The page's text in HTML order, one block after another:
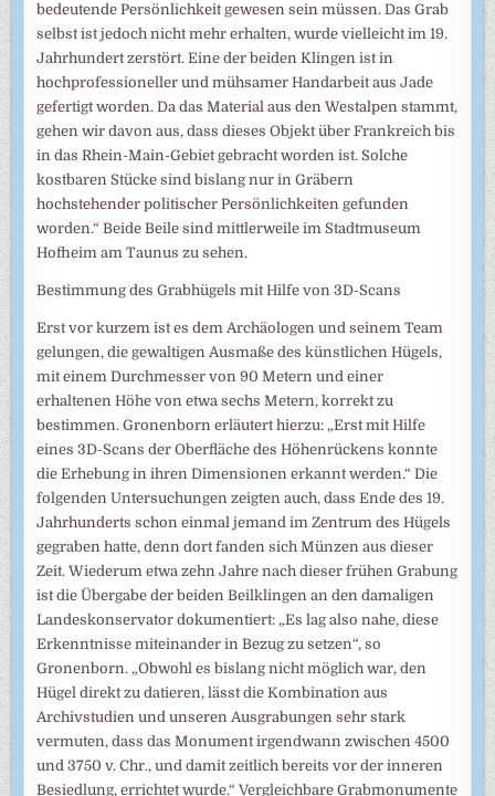
bedeutende Persönlichkeit gewesen sein müssen. Das Grab
selbst ist jedoch nicht mehr erhalten, wurde vielleicht im 19.
Jahrhundert zerstört. Eine der beiden Klingen ist in
hochprofessioneller und mühsamer Handarbeit aus Jade
gefertigt worden. Da das Material aus den Westalpen stammt,
gehen wir davon aus, dass dieses Objekt über Frankreich bis
in das Rhein-Main-Gebiet gebracht worden ist. Solche
kostbaren Stücke sind bislang nur in Gräbern
hochstehender politischer Persönlichkeiten gefunden
worden.“ Beide Beile sind mittlerweile im Stadtmuseum
Hofheim am Taunus zu sehen.
Bestimmung des Grabhügels mit Hilfe von 3D-Scans
Erst vor kurzem ist es dem Archäologen und seinem Team
gelungen, die gewaltigen Ausmaße des künstlichen Hügels,
mit einem Durchmesser von 90 Metern und einer
erhaltenen Höhe von etwa sechs Metern, korrekt zu
bestimmen. Gronenborn erläutert hierzu: „Erst mit Hilfe
eines 3D-Scans der Oberfläche des Höhenrückens konnte
die Erhebung in ihren Dimensionen erkannt werden.“ Die
folgenden Untersuchungen zeigten auch, dass Ende des 19.
Jahrhunderts schon einmal jemand im Zentrum des Hügels
gegraben hatte, denn dort fanden sich Münzen aus dieser
Zeit. Wiederum etwa zehn Jahre nach dieser frühen Grabung
ist die Übergabe der beiden Beilklingen an den damaligen
Landeskonservator dokumentiert: „Es lag also nahe, diese
Erkenntnisse miteinander in Bezug zu setzen“, so
Gronenborn. „Obwohl es bislang nicht möglich war, den
Hügel direkt zu datieren, lässt die Kombination aus
Archivstudien und unseren Ausgrabungen sehr stark
vermuten, dass das Monument irgendwann zwischen 4500
und 3750 v. Chr., und damit zeitlich bereits vor der inneren
Besiedlung, errichtet wurde.“ Vergleichbare Grabmonumente